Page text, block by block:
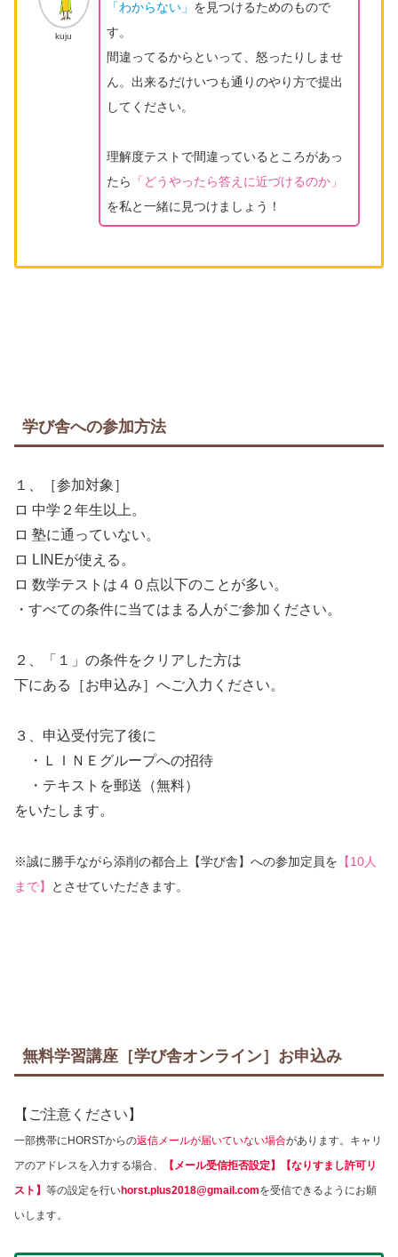
kuju
「わからない」 を見つけるためのもので
す。
間違ってるからといって、怒ったりしませ
ん。出来るだけいつも通りのやり方で提出
してください。
理解度テストで間違っているところがあっ
たら
「どうやったら答えに近づけるのか」
を私と一緒に見つけましょう！
学び舎への参加方法
１、［参加対象］
ロ 中学２年生以上。
ロ 塾に通っていない。
ロ LINEが使える。
ロ 数学テストは４０点以下のことが多い。
・すべての条件に当てはまる人がご参加ください。
２、「１」の条件をクリアした方は
下にある［お申込み］へご入力ください。
３、申込受付完了後に
・ＬＩＮＥグループへの招待
・テキストを郵送（無料）
をいたします。
※誠に勝手ながら添削の都合上【学び舎】への参加定員を 【10人
まで】
とさせていただきます。
無料学習講座［学び舎オンライン］お申込み
【ご注意ください】
一部携帯にHORSTからの返信メールが届いていない場合があります。キャリ
アのアドレスを入力する場合、
【メール受信拒否設定】【なりすまし許可リ
スト】 等の設定を行いhorst.plus2018@gmail.comを受信できるようにお願
いします。